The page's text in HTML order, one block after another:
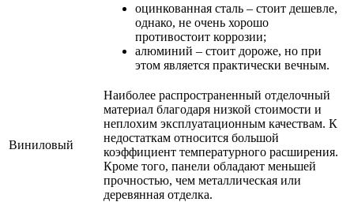
оцинкованная сталь – стоит дешевле,
однако, не очень хорошо
противостоит коррозии;
алюминий – стоит дороже, но при
этом является практически вечным.
Виниловый
Наиболее распространенный отделочный
материал благодаря низкой стоимости и
неплохим эксплуатационным качествам. К
недостаткам относится большой
коэффициент температурного расширения.
Кроме того, панели обладают меньшей
прочностью, чем металлическая или
деревянная отделка.